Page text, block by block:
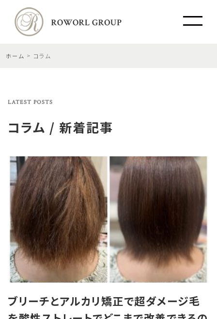
ホーム コラム
LATEST POSTS
コラム / 新着記事
ブリーチとアルカリ矯正で超ダメージ毛